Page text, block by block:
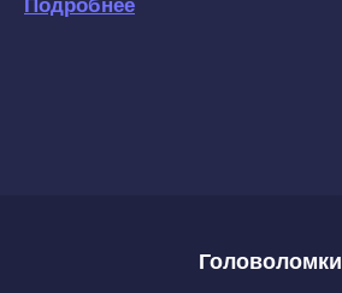
Подробнее
Головоломки